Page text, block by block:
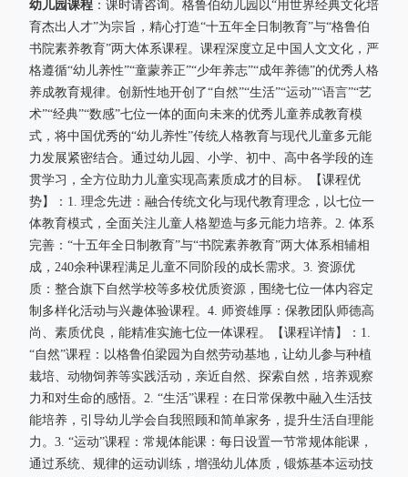
幼儿园课程 ：课时请咨询。格鲁伯幼儿园以“用世界经典文化培
育杰出人才”为宗旨，精心打造“十五年全日制教育”与“格鲁伯
书院素养教育”两大体系课程。课程深度立足中国人文文化，严
格遵循“幼儿养性”“童蒙养正”“少年养志”“成年养德”的优秀人格
养成教育规律。创新性地开创了“自然”“生活”“运动”“语言”“艺
术”“经典”“数感”七位一体的面向未来的优秀儿童养成教育模
式，将中国优秀的“幼儿养性”传统人格教育与现代儿童多元能
力发展紧密结合。通过幼儿园、小学、初中、高中各学段的连
贯学习，全方位助力儿童实现高素质成才的目标。【课程优
势】：1. 理念先进：融合传统文化与现代教育理念，以七位一
体教育模式，全面关注儿童人格塑造与多元能力培养。2. 体系
完善：“十五年全日制教育”与“书院素养教育”两大体系相辅相
成，240余种课程满足儿童不同阶段的成长需求。3. 资源优
质：整合旗下自然学校等多校优质资源，围绕七位一体内容定
制多样化活动与兴趣体验课程。4. 师资雄厚：保教团队师德高
尚、素质优良，能精准实施七位一体课程。【课程详情】：1.
“自然”课程：以格鲁伯梁园为自然劳动基地，让幼儿参与种植
栽培、动物饲养等实践活动，亲近自然、探索自然，培养观察
力和对生命的感悟。2. “生活”课程：在日常保教中融入生活技
能培养，引导幼儿学会自我照顾和简单家务，提升生活自理能
力。3. “运动”课程：常规体能课：每日设置一节常规体能课，
通过系统、规律的运动训练，增强幼儿体质，锻炼基本运动技